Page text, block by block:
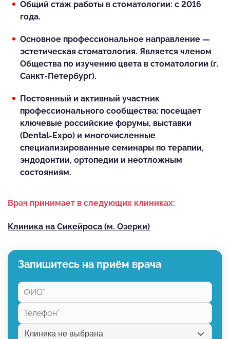
Общий стаж работы в стоматологии: с 2016
года.
Основное профессиональное направление —
эстетическая стоматология. Является членом
Общества по изучению цвета в стоматологии (г.
Санкт-Петербург).
Постоянный и активный участник
профессионального сообщества: посещает
ключевые российские форумы, выставки
(Dental-Expo) и многочисленные
специализированные семинары по терапии,
эндодонтии, ортопедии и неотложным
состояниям.
Врач принимает в следующих клиниках:
Клиника на Сикейроса (м. Озерки)
Запишитесь на приём врача